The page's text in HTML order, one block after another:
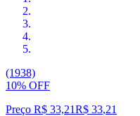
(1938)
10% OFF
Preço R$ 33,21R$ 33,21